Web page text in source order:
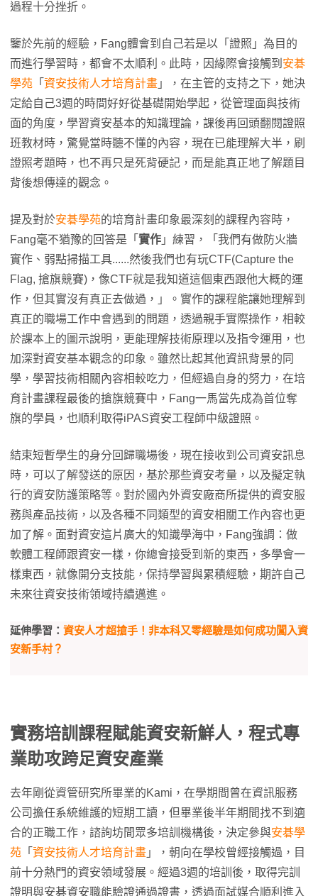
過程十分挫折。
鑒於先前的經驗，Fang體會到自己若是以「證照」為目的
而進行學習時，都會不太順利。此時，因緣際會接觸到 安碁
學苑 「 資安技術人才培育計畫 」，在主管的支持之下，她決
定給自己3週的時間好好從基礎開始學起，從管理面與技術
面的角度，學習資安基本的知識理論，課後再回頭翻閱證照
班教材時，驚覺當時聽不懂的內容，現在已能理解大半，刷
證照考題時，也不再只是死背硬記，而是能真正地了解題目
背後想傳達的觀念。
提及對於安碁學苑的培育計畫印象最深刻的課程內容時，
Fang毫不猶豫的回答是「 實作 」練習，「我們有做防火牆
實作、弱點掃描工具......然後我們也有玩CTF(Capture the
Flag, 搶旗競賽)，像CTF就是我知道這個東西跟他大概的運
作，但其實沒有真正去做過，」。實作的課程能讓她理解到
真正的職場工作中會遇到的問題，透過親手實際操作，相較
於課本上的圖示說明，更能理解技術原理以及指令運用，也
加深對資安基本觀念的印象。雖然比起其他資訊背景的同
學，學習技術相關內容相較吃力，但經過自身的努力，在培
育計畫課程最後的搶旗競賽中，Fang一馬當先成為首位奪
旗的學員，也順利取得iPAS資安工程師中級證照。
結束短暫學生的身分回歸職場後，現在接收到公司資安訊息
時，可以了解發送的原因，基於那些資安考量，以及擬定執
行的資安防護策略等。對於國內外資安廠商所提供的資安服
務與產品技術，以及各種不同類型的資安相關工作內容也更
加了解。面對資安這片廣大的知識學海中，Fang強調：做
軟體工程師跟資安一樣，你總會接受到新的東西，多學會一
樣東西，就像開分支技能，保持學習與累積經驗，期許自己
未來往資安技術領域持續邁進。
延伸學習： 資安人才超搶手！非本科又零經驗是如何成功闖入資
安新手村？
實務培訓課程賦能資安新鮮人，程式專
業助攻跨足資安產業
去年剛從資管研究所畢業的Kami，在學期間曾在資訊服務
公司擔任系統維護的短期工讀，但畢業後半年期間找不到適
合的正職工作，諮詢坊間眾多培訓機構後，決定參與安碁學
苑 「 資安技術人才培育計畫 」，朝向在學校曾經接觸過，目
前十分熱門的資安領域發展。經過3週的培訓後，取得完訓
證明與安碁資安職能驗證通過證書，透過面試媒合順利進入